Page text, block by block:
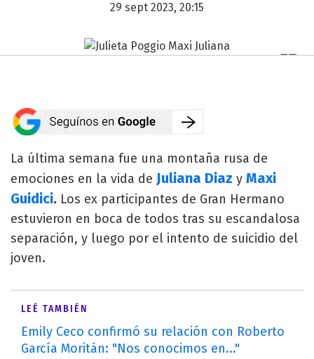
29 sept 2023, 20:15
La última semana fue una montaña rusa de
emociones en la vida de Juliana Diaz y Maxi
Guidici. Los ex participantes de Gran Hermano
estuvieron en boca de todos tras su escandalosa
separación, y luego por el intento de suicidio del
joven.
LEÉ TAMBIÉN
Emily Ceco confirmó su relación con Roberto
García Moritán: "Nos conocimos en..."